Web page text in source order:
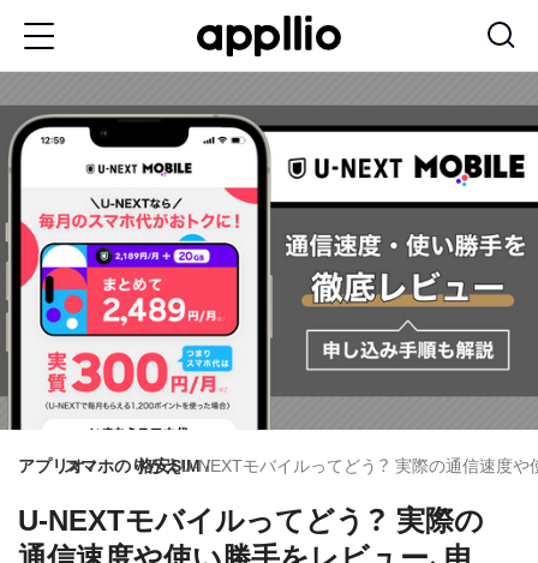
コ
ン
ン
動
アプリオスマホのりかえ
格安SIMU-NEXTモバイルってどう？ 実際の通信速度
U-NEXTモバイルってどう？ 実際の